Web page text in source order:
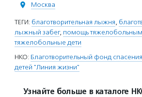
Москва
ТЕГИ: благотворительная лыжня,
лыжный забег, помощь тяжелобольным
тяжелобольные дети
НКО: Благотворительный фонд
детей "Линия жизни"
Узнайте больше в каталоге